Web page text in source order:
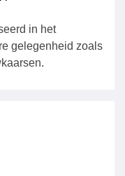
in het
gelegenheid zoals